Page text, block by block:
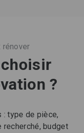
rénover
?
: type de pièce,
recherché, budget